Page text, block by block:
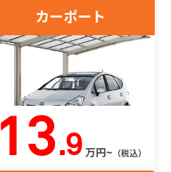
カーポート
13.9 万円~ （税込）